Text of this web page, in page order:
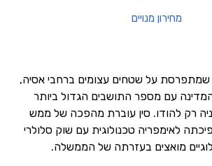
מחירון מנויים
שמתפרסת על שטחים עצומים ברחבי אסיה,
עם מספר התושבים הגדול ביותר
רק להודו. סין עוברת מהפכה של ממש
לאימפריה טכנולוגית עם שוק סלולרי
מואצים בעזרתה של הממשלה.